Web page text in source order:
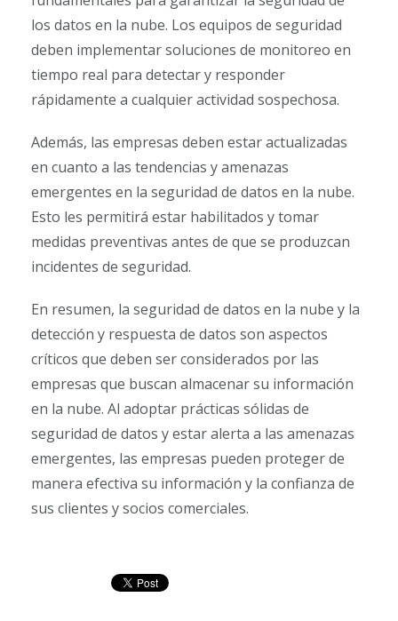
los datos en la nube. Los equipos de seguridad
deben implementar soluciones de monitoreo en
tiempo real para detectar y responder
rápidamente a cualquier actividad sospechosa.
Además, las empresas deben estar actualizadas
en cuanto a las tendencias y amenazas
emergentes en la seguridad de datos en la nube.
Esto les permitirá estar habilitados y tomar
medidas preventivas antes de que se produzcan
incidentes de seguridad.
En resumen, la seguridad de datos en la nube y la
detección y respuesta de datos son aspectos
críticos que deben ser considerados por las
empresas que buscan almacenar su información
en la nube. Al adoptar prácticas sólidas de
seguridad de datos y estar alerta a las amenazas
emergentes, las empresas pueden proteger de
manera efectiva su información y la confianza de
sus clientes y socios comerciales.